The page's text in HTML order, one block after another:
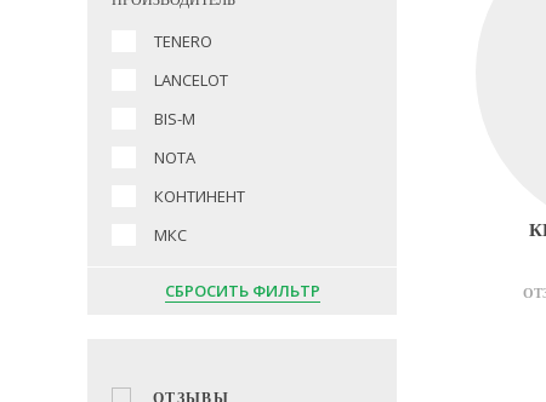
TENERO
LANCELOT
BIS-M
NOTA
КОНТИНЕНТ
МКС
СБРОСИТЬ ФИЛЬТР
ОТЗЫВЫ